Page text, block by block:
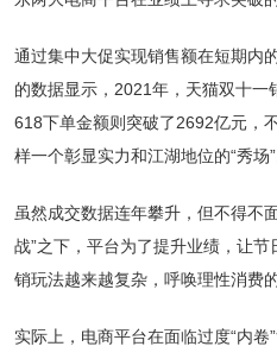
通过集中大促实现销售额在短期内
的数据显示，2021年，天猫双十
618下单金额则突破了2692亿元，
样一个彰显实力和江湖地位的“秀场”
虽然成交数据连年攀升，但不得不
战”之下，平台为了提升业绩，让
销玩法越来越复杂，呼唤理性消费
实际上，电商平台在面临过度“内